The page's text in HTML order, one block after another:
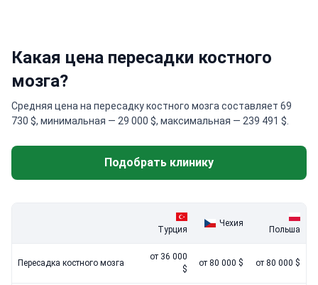
Какая цена пересадки костного
мозга?
Средняя цена на пересадку костного мозга составляет 69
730 $, минимальная — 29 000 $, максимальная — 239 491 $.
Подобрать клинику
Турция
Чехия
Польша
Пересадка костного мозга
от 36 000
$
от 80 000 $ от 80 000 $